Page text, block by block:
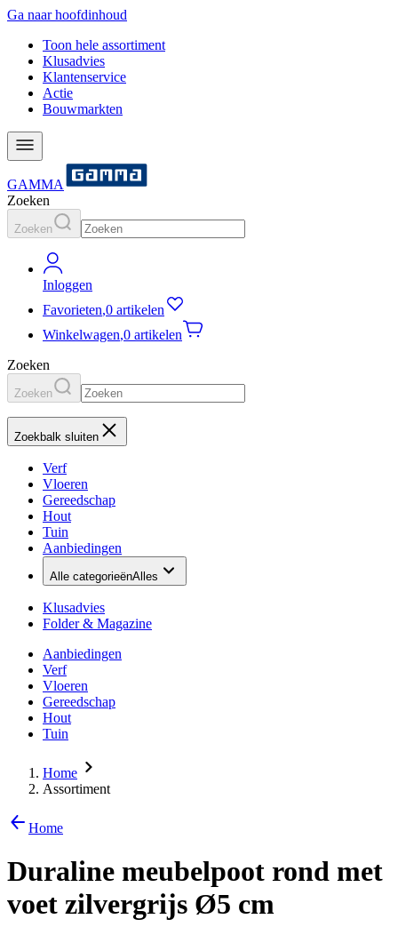
Ga naar hoofdinhoud
Toon hele assortiment
Klusadvies
Klantenservice
Actie
Bouwmarkten
GAMMA
Zoeken
Zoeken
Inloggen
Favorieten,0 artikelen
Winkelwagen,0 artikelen
Zoeken
Zoeken
Zoekbalk sluiten
Verf
Vloeren
Gereedschap
Hout
Tuin
Aanbiedingen
Alle categorieënAlles
Klusadvies
Folder & Magazine
Aanbiedingen
Verf
Vloeren
Gereedschap
Hout
Tuin
Home
Assortiment
Home
Duraline meubelpoot rond met
voet zilvergrijs Ø5 cm